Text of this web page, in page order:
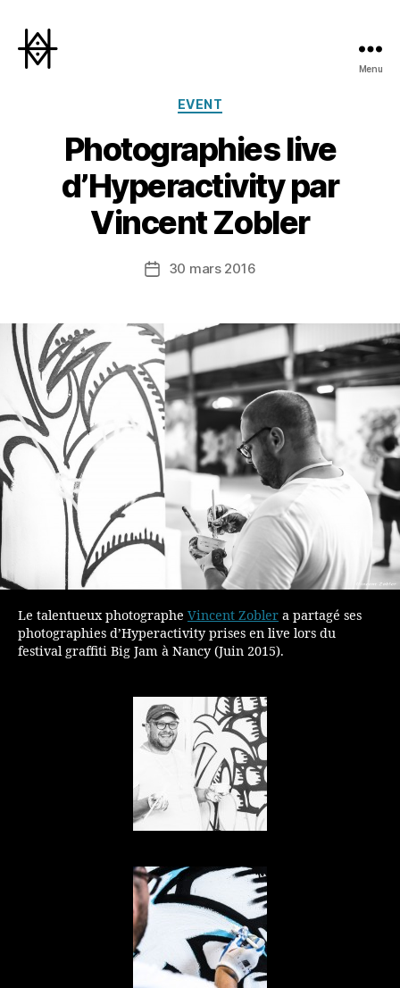
Menu
Catégories
EVENT
Photographies live
d’Hyperactivity par
Vincent Zobler
Date30 mars 2016
Le talentueux photographe Vincent Zobler a partagé ses
photographies d’Hyperactivity prises en live lors du
festival graffiti Big Jam à Nancy (Juin 2015).